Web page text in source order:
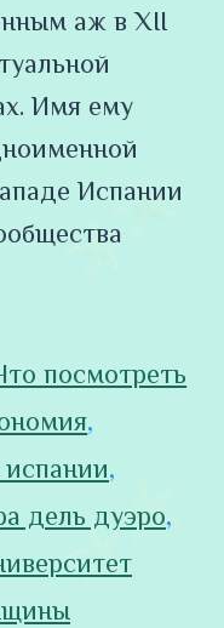
аж в XII
Имя ему
Испании
посмотреть
,
испании,
дель дуэро,